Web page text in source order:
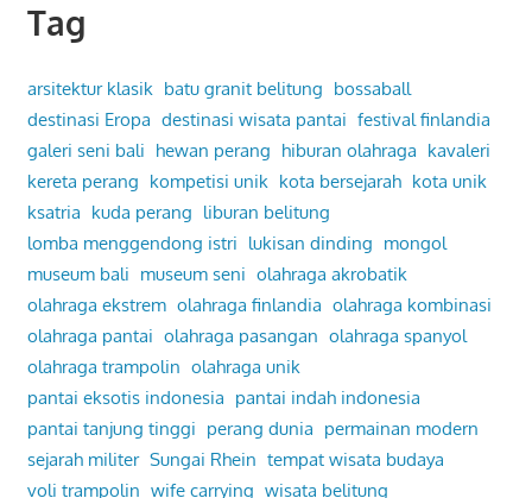
Tag
arsitektur klasik batu granit belitung bossaball
destinasi Eropa destinasi wisata pantai festival finlandia
galeri seni bali hewan perang hiburan olahraga kavaleri
kereta perang kompetisi unik kota bersejarah kota unik
ksatria kuda perang liburan belitung
lomba menggendong istri lukisan dinding mongol
museum bali museum seni olahraga akrobatik
olahraga ekstrem olahraga finlandia olahraga kombinasi
olahraga pantai olahraga pasangan olahraga spanyol
olahraga trampolin olahraga unik
pantai eksotis indonesia pantai indah indonesia
pantai tanjung tinggi perang dunia permainan modern
sejarah militer Sungai Rhein tempat wisata budaya
voli trampolin wife carrying wisata belitung